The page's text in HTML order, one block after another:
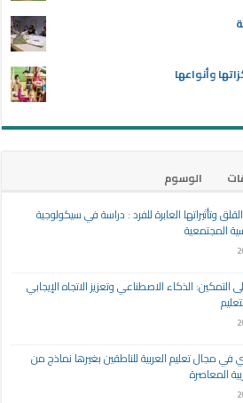
وأنواعها
الوسوم
وتأثيراتها العابرة للفرد : دراسة في سيكولوجية
المجتمعية
التمكين: الذكاء الاصطناعي وتعزيز الاتجاه الإيجابي
في مجال تعليم العربية للناطقين بغيرها نماذج من
المعاصرة